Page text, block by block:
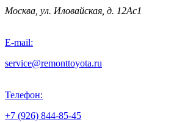
Москва, ул. Иловайская, д. 12Ас1
E-mail:
service@remonttoyota.ru
Телефон:
+7 (926) 844-85-45